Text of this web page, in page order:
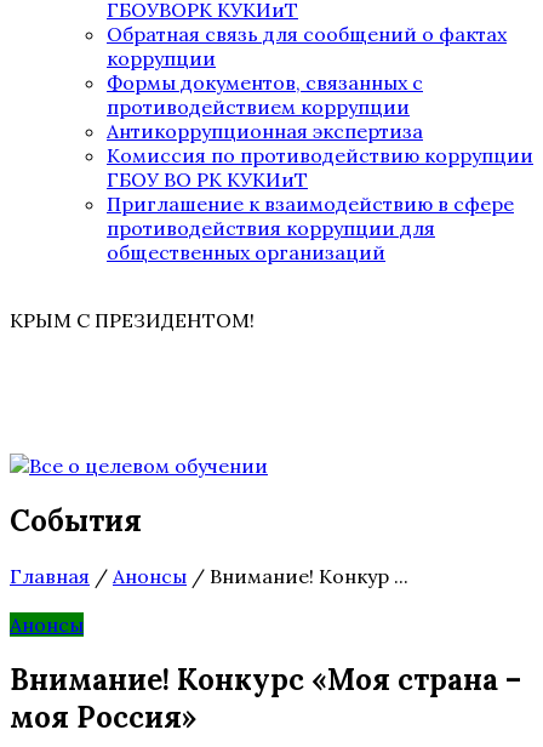
ГБОУВОРК КУКИиТ
Обратная связь для сообщений о фактах
коррупции
Формы документов, связанных с
противодействием коррупции
Антикоррупционная экспертиза
Комиссия по противодействию коррупции
ГБОУ ВО РК КУКИиТ
Приглашение к взаимодействию в сфере
противодействия коррупции для
общественных организаций
КРЫМ С ПРЕЗИДЕНТОМ!
События
Главная / Анонсы / Внимание! Конкур ...
Анонсы
Внимание! Конкурс «Моя страна –
моя Россия»